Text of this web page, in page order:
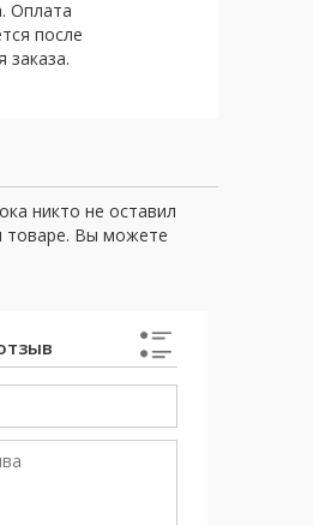
Оплата
после
заказа.
никто не оставил
товаре. Вы можете